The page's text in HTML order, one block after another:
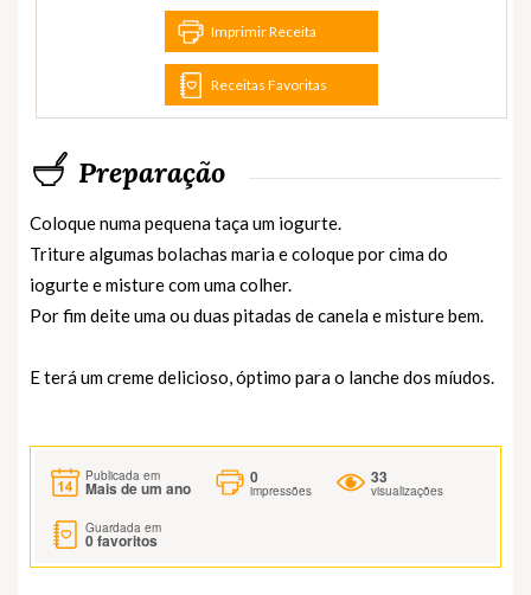
Imprimir Receita
Receitas Favoritas
Preparação
Coloque numa pequena taça um iogurte.
Triture algumas bolachas maria e coloque por cima do
iogurte e misture com uma colher.
Por fim deite uma ou duas pitadas de canela e misture bem.
E terá um creme delicioso, óptimo para o lanche dos míudos.
Publicada em
Mais de um ano
0
impressões
33
visualizações
Guardada em
0favoritos